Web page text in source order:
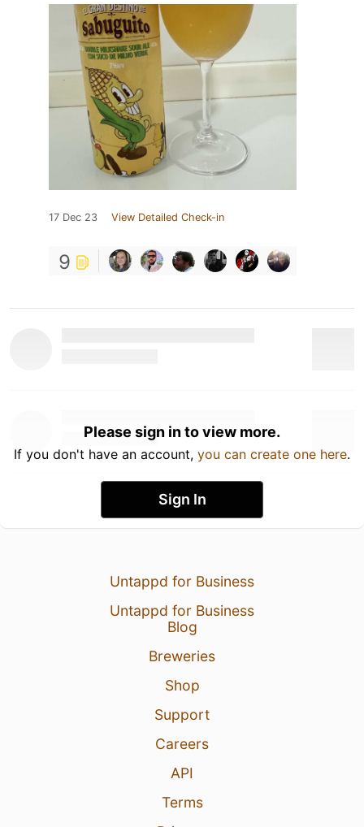
17 Dec 23 View Detailed Check-in
9
Please sign in to view more.
If you don't have an account, you can create one here.
Sign In
Untappd for Business
Untappd for Business
Blog
Breweries
Shop
Support
Careers
API
Terms